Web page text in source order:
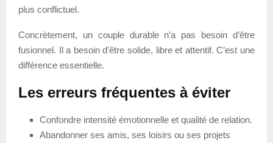
plus conflictuel.
Concrètement, un couple durable n’a pas besoin d’être
fusionnel. Il a besoin d’être solide, libre et attentif. C’est une
différence essentielle.
Les erreurs fréquentes à éviter
Confondre intensité émotionnelle et qualité de relation.
Abandonner ses amis, ses loisirs ou ses projets